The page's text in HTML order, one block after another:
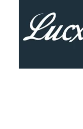
cantidad